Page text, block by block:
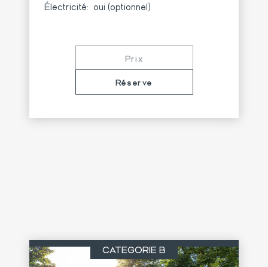
Électricité: oui (optionnel)
Prix
Réserve
CATÉGORIE B